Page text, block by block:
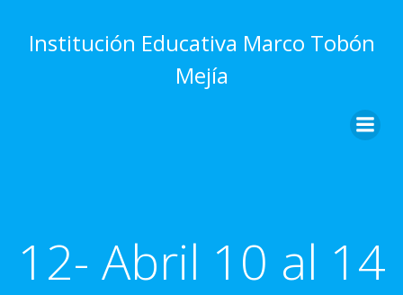
al
contenido
Institución Educativa Marco Tobón
Mejía
12- Abril 10 al 14